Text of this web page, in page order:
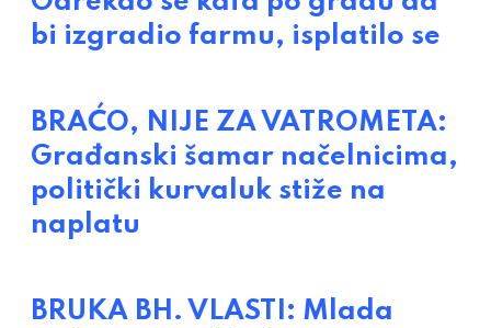
bi izgradio farmu, isplatilo se
BRAĆO, NIJE ZA VATROMETA:
Građanski šamar načelnicima,
politički kurvaluk stiže na
naplatu
BRUKA BH. VLASTI: Mlada